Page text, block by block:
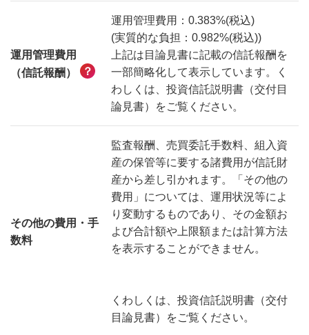
運用管理費用
（信託報酬）
？
運用管理費用：0.383%(税込)
(実質的な負担：0.982%(税込))
上記は目論見書に記載の信託報酬を
一部簡略化して表示しています。く
わしくは、投資信託説明書（交付目
論見書）をご覧ください。
その他の費用・手
数料
監査報酬、売買委託手数料、組入資
産の保管等に要する諸費用が信託財
産から差し引かれます。「その他の
費用」については、運用状況等によ
り変動するものであり、その金額お
よび合計額や上限額または計算方法
を表示することができません。
くわしくは、投資信託説明書（交付
目論見書）をご覧ください。